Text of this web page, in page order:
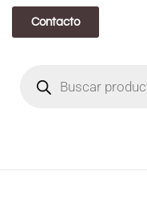
Contacto